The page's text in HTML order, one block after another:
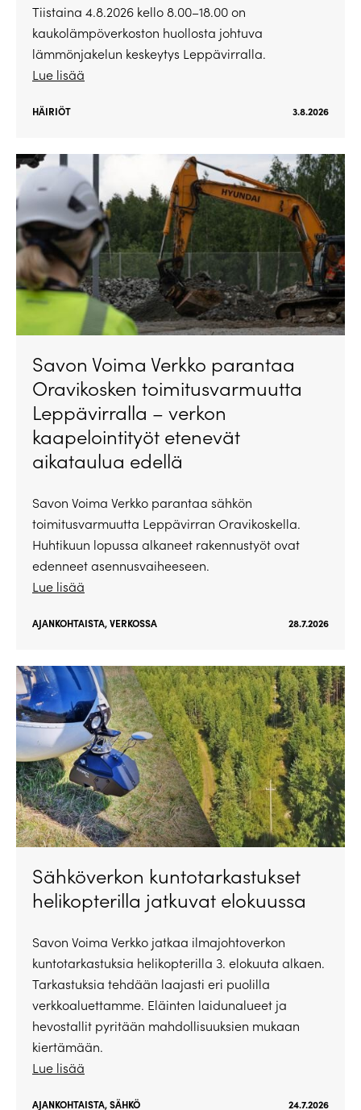
Tiistaina 4.8.2026 kello 8.00–18.00 on
kaukolämpöverkoston huollosta johtuva
lämmönjakelun keskeytys Leppävirralla.
Lue lisää
HÄIRIÖT 3.8.2026
Savon Voima Verkko parantaa
Oravikosken toimitusvarmuutta
Leppävirralla – verkon
kaapelointityöt etenevät
aikataulua edellä
Savon Voima Verkko parantaa sähkön
toimitusvarmuutta Leppävirran Oravikoskella.
Huhtikuun lopussa alkaneet rakennustyöt ovat
edenneet asennusvaiheeseen.
Lue lisää
AJANKOHTAISTA,VERKOSSA 28.7.2026
Sähköverkon kuntotarkastukset
helikopterilla jatkuvat elokuussa
Savon Voima Verkko jatkaa ilmajohtoverkon
kuntotarkastuksia helikopterilla 3. elokuuta alkaen.
Tarkastuksia tehdään laajasti eri puolilla
verkkoaluettamme. Eläinten laidunalueet ja
hevostallit pyritään mahdollisuuksien mukaan
kiertämään.
Lue lisää
AJANKOHTAISTA,SÄHKÖ 24.7.2026